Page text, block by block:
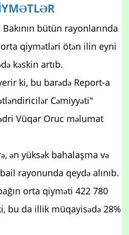
bütün rayonlarında
qiymətləri ötən ilin eyni
kəskin artıb.
ki, bu barədə Report-a
Cəmiyyəti"
Vüqar Oruc məlumat
ən yüksək bahalaşma və
rayonunda qeydə alınıb.
orta qiyməti 422 780
bu da illik müqayisədə 28%